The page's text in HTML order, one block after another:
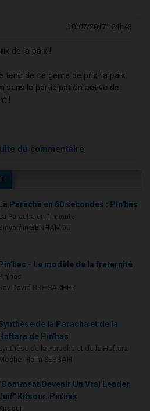
10/07/2017 - 21h43
de la paix !
de ce genre de prix, la paix
sans la participation active de
!
du commentaire
La Paracha en 60 secondes : Pin'has
Pin'has - Le modèle de la fraternité
de la Paracha et de la
Haftara de Pin'has
Devenir Un Vrai Leader
Kitsour. Pin'has